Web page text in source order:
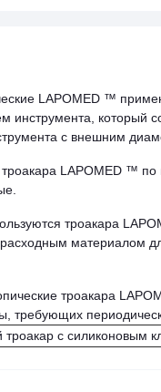
LAPOMED ™
который
с внешним
LAPOMED ™
троакара
материалом
троакара
требующих
троакар с силиконовым